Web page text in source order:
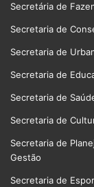
Secretária de
Secretaria de
Secretaria de
Secretaria de
Secretaria de
Secretaria de
Secretaria de
Gestão
Secretaria de